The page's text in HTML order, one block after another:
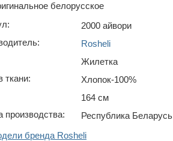
белорусское
2000 айвори
Rosheli
Жилетка
ткани:
Хлопок-100%
164 см
производства:
Республика Беларусь
бренда Rosheli